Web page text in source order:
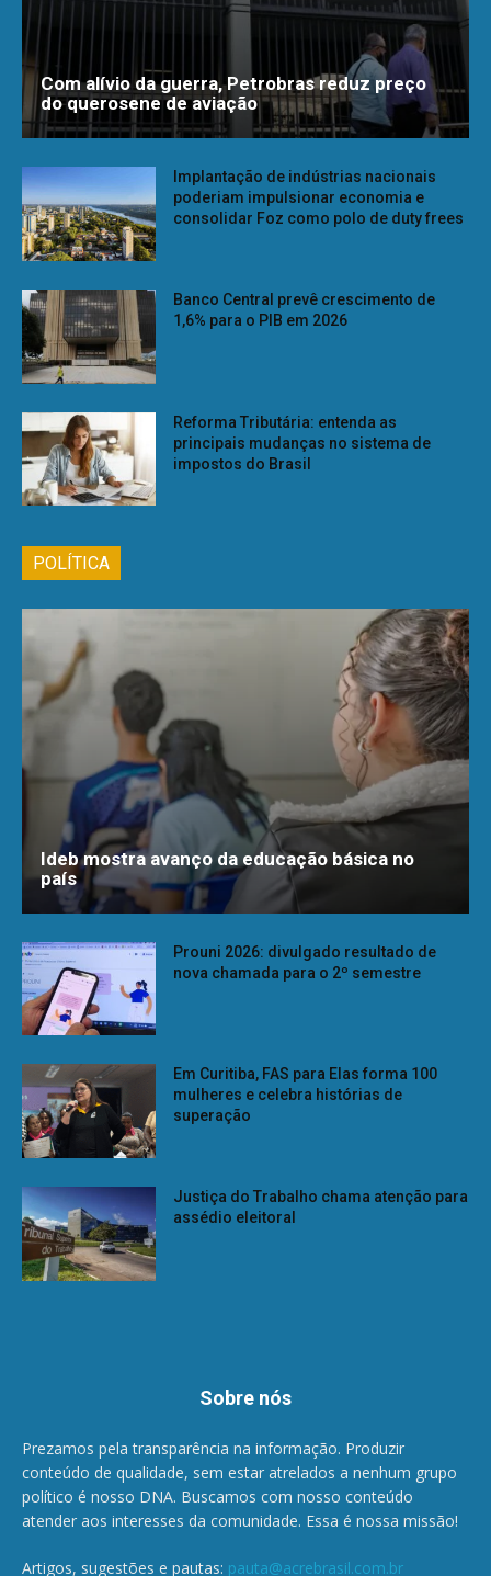
Com alívio da guerra, Petrobras reduz preço
do querosene de aviação
Implantação de indústrias nacionais
poderiam impulsionar economia e
consolidar Foz como polo de duty frees
Banco Central prevê crescimento de
1,6% para o PIB em 2026
Reforma Tributária: entenda as
principais mudanças no sistema de
impostos do Brasil
POLÍTICA
Ideb mostra avanço da educação básica no
país
Prouni 2026: divulgado resultado de
nova chamada para o 2º semestre
Em Curitiba, FAS para Elas forma 100
mulheres e celebra histórias de
superação
Justiça do Trabalho chama atenção para
assédio eleitoral
Sobre nós
Prezamos pela transparência na informação. Produzir
conteúdo de qualidade, sem estar atrelados a nenhum grupo
político é nosso DNA. Buscamos com nosso conteúdo
atender aos interesses da comunidade. Essa é nossa missão!
Artigos, sugestões e pautas: pauta@acrebrasil.com.br